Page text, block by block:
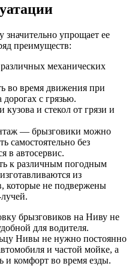
значительно упрощает ее
преимуществ:
механических
во время движения при
с грязью.
и стекол от грязи и
— брызговики можно
самостоятельно без
в автосервис.
к различным погодным
из
которые не подвержены
брызговиков на Ниву не
для водителя.
Нивы не нужно постоянно
и частой мойке, а
и комфорт во время езды.